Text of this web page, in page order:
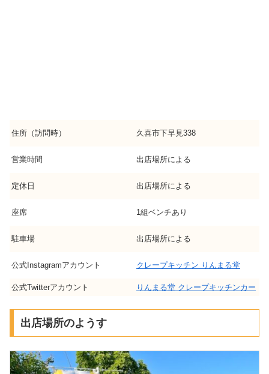
住所（訪問時） 久喜市下早見338
営業時間 出店場所による
定休日 出店場所による
座席 1組ベンチあり
駐車場 出店場所による
公式Instagramアカウント クレープキッチン りんまる堂
公式Twitterアカウント りんまる堂 クレープキッチンカー
出店場所のようす